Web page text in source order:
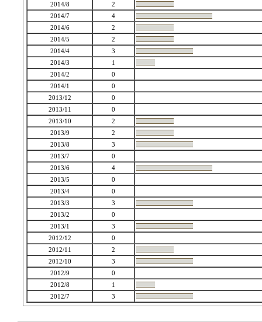
2014/8
2
2014/7
4
2014/6
2
2014/5
2
2014/4
3
2014/3
1
2014/2
0
2014/1
0
2013/12
0
2013/11
0
2013/10
2
2013/9
2
2013/8
3
2013/7
0
2013/6
4
2013/5
0
2013/4
0
2013/3
3
2013/2
0
2013/1
3
2012/12
0
2012/11
2
2012/10
3
2012/9
0
2012/8
1
2012/7
3